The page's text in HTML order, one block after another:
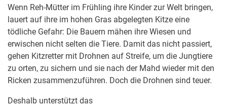
Wenn Reh-Mütter im Frühling ihre Kinder zur Welt bringen,
lauert auf ihre im hohen Gras abgelegten Kitze eine
tödliche Gefahr: Die Bauern mähen ihre Wiesen und
erwischen nicht selten die Tiere. Damit das nicht passiert,
gehen Kitzretter mit Drohnen auf Streife, um die Jungtiere
zu orten, zu sichern und sie nach der Mahd wieder mit den
Ricken zusammenzuführen. Doch die Drohnen sind teuer.
Deshalb unterstützt das